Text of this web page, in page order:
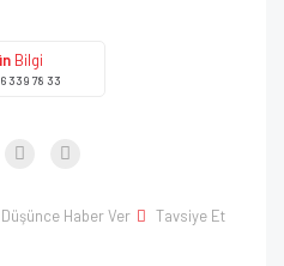
Bilgi
339 78 33
Düşünce Haber Ver Tavsiye Et